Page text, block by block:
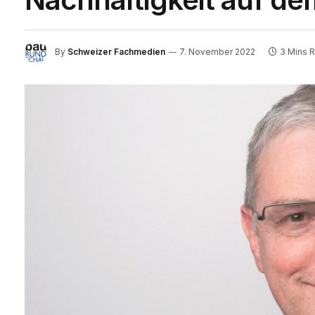
By Schweizer Fachmedien 7. November 2022 3 Mins